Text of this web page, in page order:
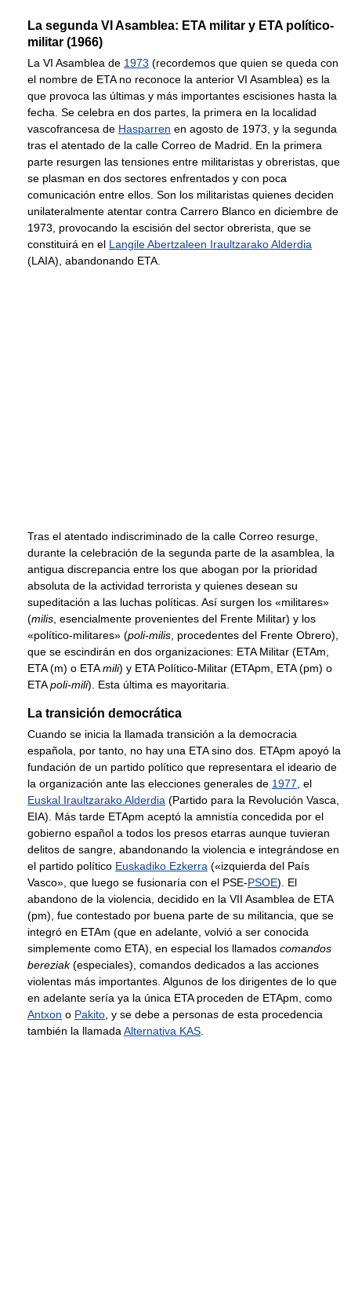
La segunda VI Asamblea: ETA militar y ETA político-
militar (1966)
La VI Asamblea de 1973 (recordemos que quien se queda con
el nombre de ETA no reconoce la anterior VI Asamblea) es la
que provoca las últimas y más importantes escisiones hasta la
fecha. Se celebra en dos partes, la primera en la localidad
vascofrancesa de Hasparren en agosto de 1973, y la segunda
tras el atentado de la calle Correo de Madrid. En la primera
parte resurgen las tensiones entre militaristas y obreristas, que
se plasman en dos sectores enfrentados y con poca
comunicación entre ellos. Son los militaristas quienes deciden
unilateralmente atentar contra Carrero Blanco en diciembre de
1973, provocando la escisión del sector obrerista, que se
constituirá en el Langile Abertzaleen Iraultzarako Alderdia
(LAIA), abandonando ETA.
Tras el atentado indiscriminado de la calle Correo resurge,
durante la celebración de la segunda parte de la asamblea, la
antigua discrepancia entre los que abogan por la prioridad
absoluta de la actividad terrorista y quienes desean su
supeditación a las luchas políticas. Así surgen los «militares»
(milis , esencialmente provenientes del Frente Militar) y los
«político-militares» (poli-milis , procedentes del Frente Obrero),
que se escindirán en dos organizaciones: ETA Militar (ETAm,
ETA (m) o ETAmili) y ETA Político-Militar (ETApm, ETA (pm) o
ETApoli-mili). Esta última es mayoritaria.
La transición democrática
Cuando se inicia la llamada transición a la democracia
española, por tanto, no hay una ETA sino dos. ETApm apoyó la
fundación de un partido político que representara el ideario de
la organización ante las elecciones generales de 1977 , el
Euskal Iraultzarako Alderdia (Partido para la Revolución Vasca,
EIA). Más tarde ETApm aceptó la amnistía concedida por el
gobierno español a todos los presos etarras aunque tuvieran
delitos de sangre, abandonando la violencia e integrándose en
el partido político Euskadiko Ezkerra («izquierda del País
Vasco», que luego se fusionaría con el PSE-PSOE). El
abandono de la violencia, decidido en la VII Asamblea de ETA
(pm), fue contestado por buena parte de su militancia, que se
integró en ETAm (que en adelante, volvió a ser conocida
simplemente como ETA), en especial los llamados comandos
bereziak(especiales), comandos dedicados a las acciones
violentas más importantes. Algunos de los dirigentes de lo que
en adelante sería ya la única ETA proceden de ETApm, como
Antxon o Pakito , y se debe a personas de esta procedencia
también la llamada Alternativa KAS